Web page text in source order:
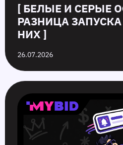
[ БЕЛЫЕ И СЕРЫЕ
РАЗНИЦА
НИХ ]
26.07.2026